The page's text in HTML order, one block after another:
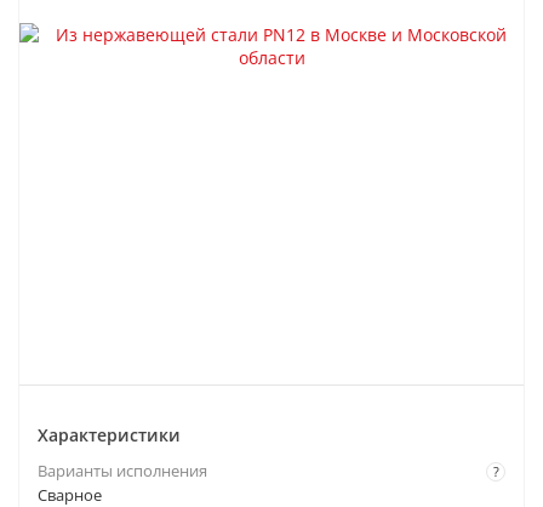
Характеристики
?
Варианты исполнения
Сварное